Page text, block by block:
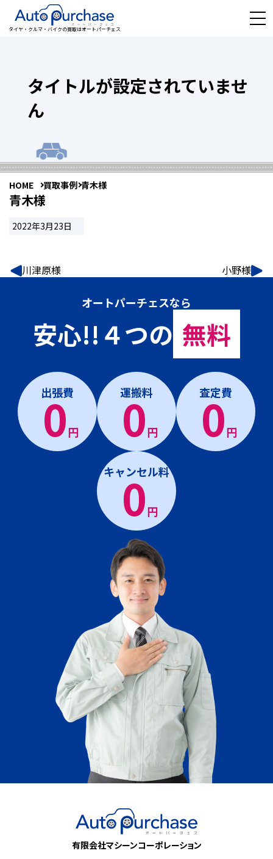
タイヤ・クルマ・バイクの買取はオートパーチェス
タイトルが設定されていませ
ん
HOME 買取事例 青木様
青木様
2022年3月23日
川津原様 小野様
オートパーチェスなら
安心!!４つの 無料
出張費
0円
運搬料
0円
査定費
0円
キャンセル料
0円
有限会社マシーンコーポレーション